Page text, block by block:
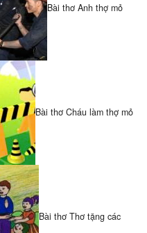
Bài thơ Anh thợ mỏ
Bài thơ Cháu làm thợ mỏ
Bài thơ Thơ tặng các